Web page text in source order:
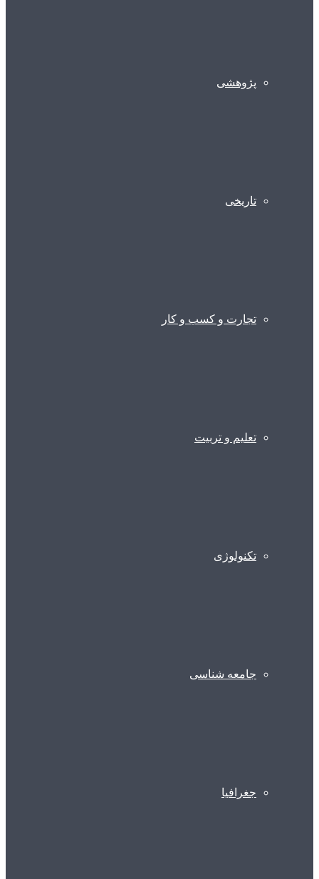
پژوهشی
تاریخی
تجارت و کسب و کار
تعلیم و تربیت
تکنولوژی
جامعه شناسی
جغرافیا